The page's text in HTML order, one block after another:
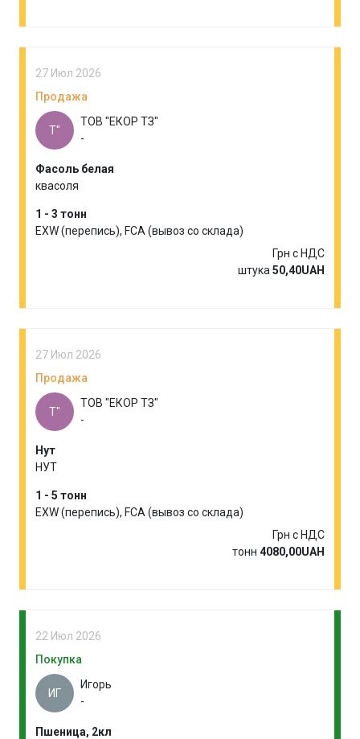
27 Июл 2026
Продажа
Т"
ТОВ "ЕКОР ТЗ"
-
Фасоль белая
квасоля
1 - 3 тонн
EXW (перепись), FCA (вывоз со склада)
Грн с НДС
штука 50,40UAH
27 Июл 2026
Продажа
Т"
ТОВ "ЕКОР ТЗ"
-
Нут
НУТ
1 - 5 тонн
EXW (перепись), FCA (вывоз со склада)
Грн с НДС
тонн 4080,00UAH
22 Июл 2026
Покупка
ИГ
Игорь
-
Пшеница, 2кл